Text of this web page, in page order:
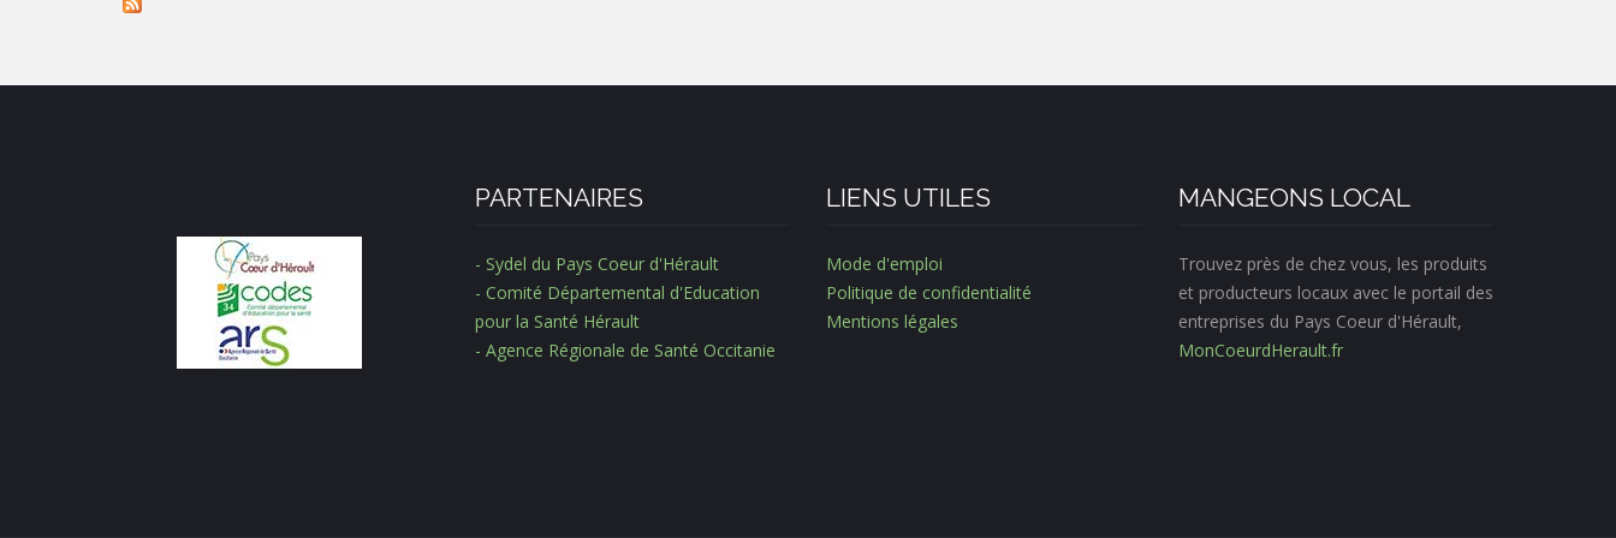
PARTENAIRES
- Sydel du Pays Coeur d'Hérault
- Comité Départemental d'Education
pour la Santé Hérault
- Agence Régionale de Santé Occitanie
LIENS UTILES
Mode d'emploi
Politique de confidentialité
Mentions légales
MANGEONS LOCAL
Trouvez près de chez vous, les produits
et producteurs locaux avec le portail des
entreprises du Pays Coeur d'Hérault,
MonCoeurdHerault.fr